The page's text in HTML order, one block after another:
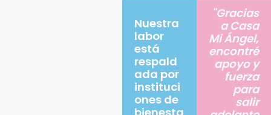
Nuestra
labor
está
respald
ada por
instituci
ones de
"Gracias
a Casa
Mi Ángel,
encontré
apoyo y
fuerza
para
salir